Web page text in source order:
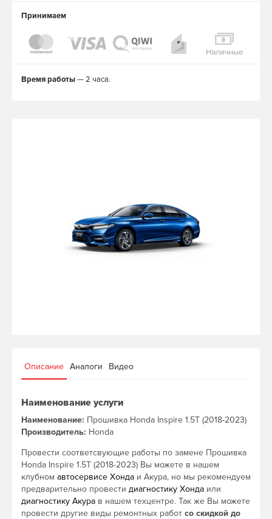
Принимаем
Время работы— 2 часа.
Описание Аналоги Видео
Наименование услуги
Наименование: Прошивка Honda Inspire 1.5T (2018-2023)
Производитель: Honda
Провести соответсвующие работы по замене Прошивка
Honda Inspire 1.5T (2018-2023) Вы можете в нашем
клубном автосервисе Хонда и Акура, но мы рекомендуем
предварительно провести диагностику Хонда или
диагностику Акура в нашем техцентре. Так же Вы можете
провести другие виды ремонтных работ со скидкой до